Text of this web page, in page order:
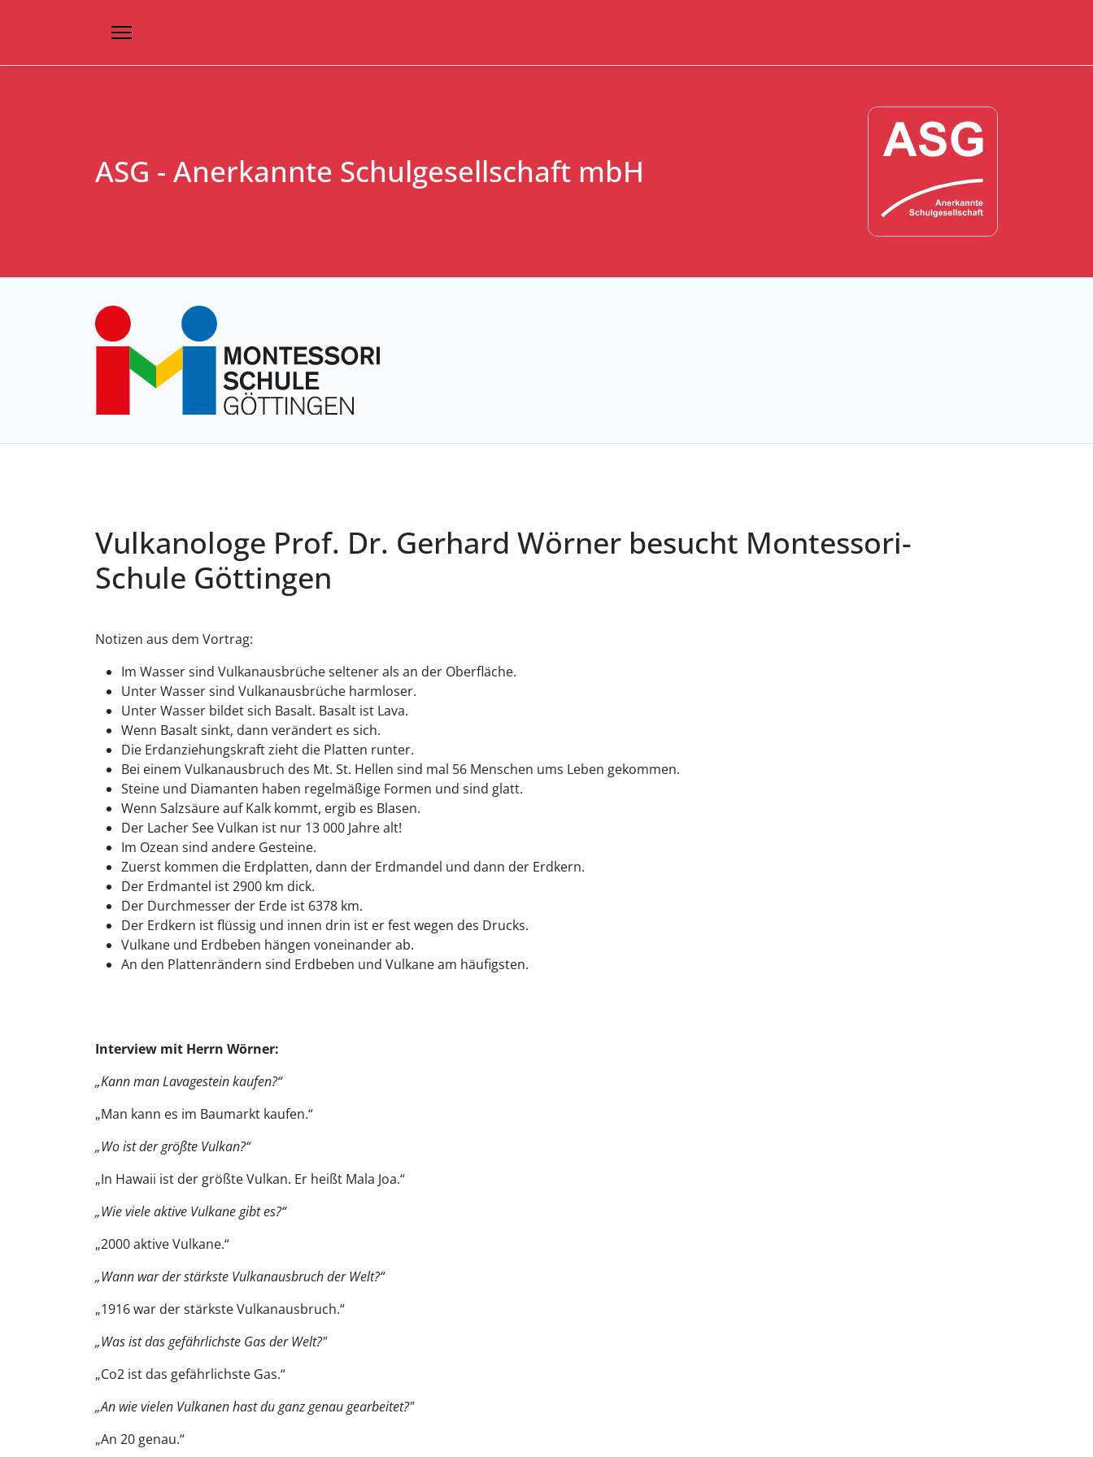
ASG - Anerkannte Schulgesellschaft mbH
Vulkanologe Prof. Dr. Gerhard Wörner besucht Montessori-
Schule Göttingen
Notizen aus dem Vortrag:
Im Wasser sind Vulkanausbrüche seltener als an der Oberfläche.
Unter Wasser sind Vulkanausbrüche harmloser.
Unter Wasser bildet sich Basalt. Basalt ist Lava.
Wenn Basalt sinkt, dann verändert es sich.
Die Erdanziehungskraft zieht die Platten runter.
Bei einem Vulkanausbruch des Mt. St. Hellen sind mal 56 Menschen ums Leben gekommen.
Steine und Diamanten haben regelmäßige Formen und sind glatt.
Wenn Salzsäure auf Kalk kommt, ergib es Blasen.
Der Lacher See Vulkan ist nur 13 000 Jahre alt!
Im Ozean sind andere Gesteine.
Zuerst kommen die Erdplatten, dann der Erdmandel und dann der Erdkern.
Der Erdmantel ist 2900 km dick.
Der Durchmesser der Erde ist 6378 km.
Der Erdkern ist flüssig und innen drin ist er fest wegen des Drucks.
Vulkane und Erdbeben hängen voneinander ab.
An den Plattenrändern sind Erdbeben und Vulkane am häufigsten.
Interview mit Herrn Wörner:
„Kann man Lavagestein kaufen?“
„Man kann es im Baumarkt kaufen.“
„Wo ist der größte Vulkan?“
„In Hawaii ist der größte Vulkan. Er heißt Mala Joa.“
„Wie viele aktive Vulkane gibt es?“
„2000 aktive Vulkane.“
„Wann war der stärkste Vulkanausbruch der Welt?“
„1916 war der stärkste Vulkanausbruch.“
„Was ist das gefährlichste Gas der Welt?"
„Co2 ist das gefährlichste Gas.“
„An wie vielen Vulkanen hast du ganz genau gearbeitet?"
„An 20 genau.“